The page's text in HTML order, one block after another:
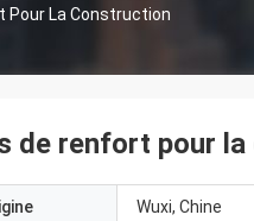
Pour La Construction
de renfort pour
Wuxi, Chine